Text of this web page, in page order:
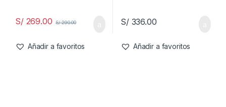
S/269.00 S/290.00
Añadir a favoritos
S/336.00
Añadir a favoritos